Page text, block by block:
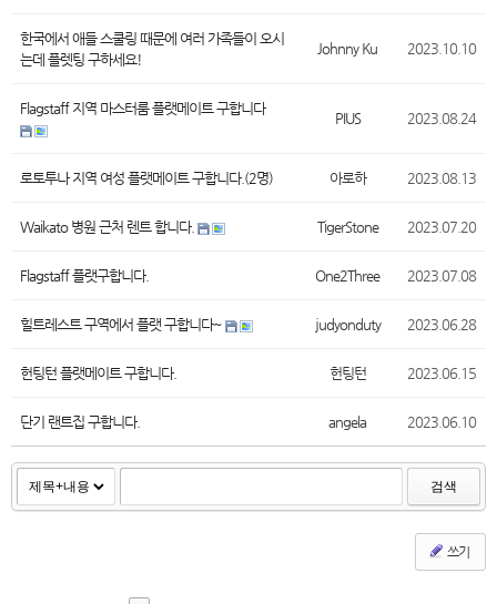
한국에서 애들 스쿨링 때문에 여러 가족들이 오시
는데 플렛팅 구하세요!
Johnny Ku 2023.10.10
Flagstaff 지역 마스터룸 플랫메이트 구합니다
PIUS 2023.08.24
로토투나 지역 여성 플랫메이트 구합니다.(2명) 아로하 2023.08.13
Waikato 병원 근처 렌트 합니다. TigerStone 2023.07.20
Flagstaff 플랫구합니다. One2Three 2023.07.08
힐트레스트 구역에서 플랫 구합니다~ judyonduty 2023.06.28
헌팅턴 플랫메이트 구합니다. 헌팅턴 2023.06.15
단기 랜트집 구합니다. angela 2023.06.10
검색
쓰기